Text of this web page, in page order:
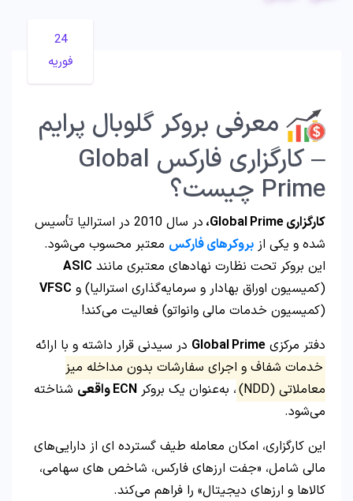
24
فوریه
معرفی بروکر گلوبال پرایم
– کارگزاری فارکس Global
Prime چیست؟
کارگزاری Global Prime،
در سال 2010 در استرالیا تأسیس
شده و یکی از بروکرهای فارکس معتبر محسوب می‌شود.
این بروکر تحت نظارت نهادهای معتبری مانند ASIC
(کمیسیون اوراق بهادار و سرمایه‌گذاری استرالیا) و VFSC
(کمیسیون خدمات مالی وانواتو) فعالیت می‌کند!
دفتر مرکزی Global Prime در سیدنی قرار داشته و با ارائه
خدمات شفاف و اجرای سفارشات بدون مداخله میز
معاملاتی (NDD)
، به‌عنوان یک بروکرECNواقعی شناخته
می‌شود.
این کارگزاری، امکان معامله طیف گسترده‌ ای از دارایی‌های
مالی شامل، «جفت‌ ارزهای فارکس، شاخص‌ های سهامی،
کالاها و ارزهای دیجیتال» را فراهم می‌کند.